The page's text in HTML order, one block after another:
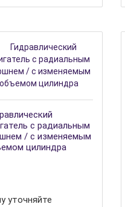
с радиальным
/ с изменяемым
цилиндра
уточняйте